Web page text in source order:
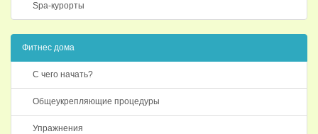
Spa-курорты
Фитнес дома
С чего начать?
Общеукрепляющие процедуры
Упражнения